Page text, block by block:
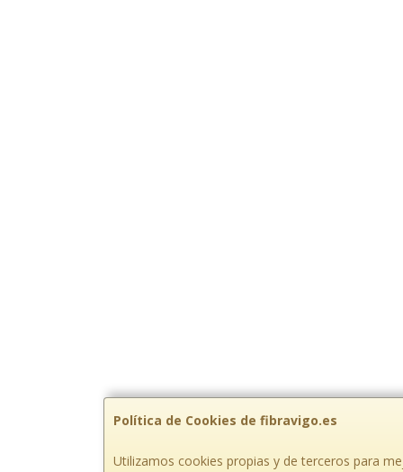
Política de Cookies de fibravigo.es
Utilizamos cookies propias y de terceros para